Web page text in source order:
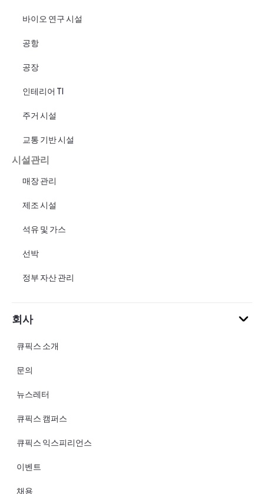
바이오 연구 시설
공항
공장
인테리어 TI
주거 시설
교통 기반 시설
시설관리
매장 관리
제조 시설
석유 및 가스
선박
정부 자산 관리
회사
큐픽스 소개
문의
뉴스레터
큐픽스 캠퍼스
큐픽스 익스피리언스
이벤트
채용